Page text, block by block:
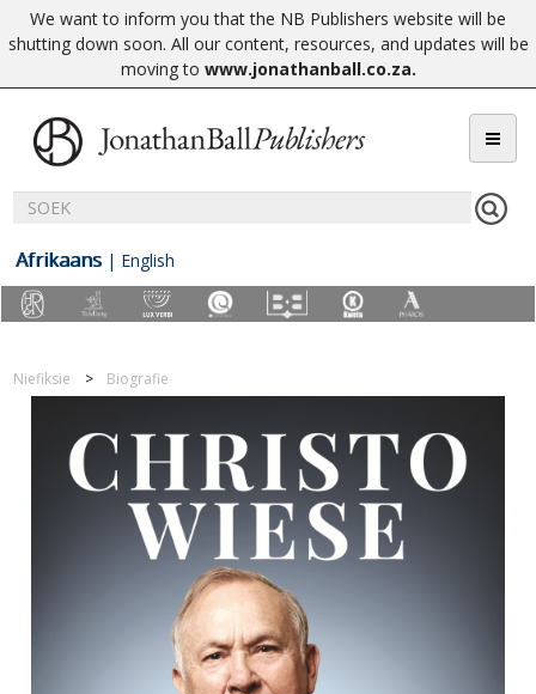
We want to inform you that the NB Publishers website will be
shutting down soon. All our content, resources, and updates will be
moving to www.jonathanball.co.za.
Afrikaans | English
Niefiksie Biografie